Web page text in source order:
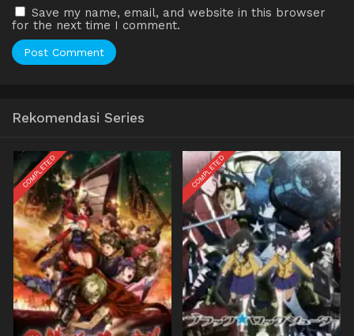
Save my name, email, and website in this browser
for the next time I comment.
Rekomendasi Series
COMPLETED COMPLETED